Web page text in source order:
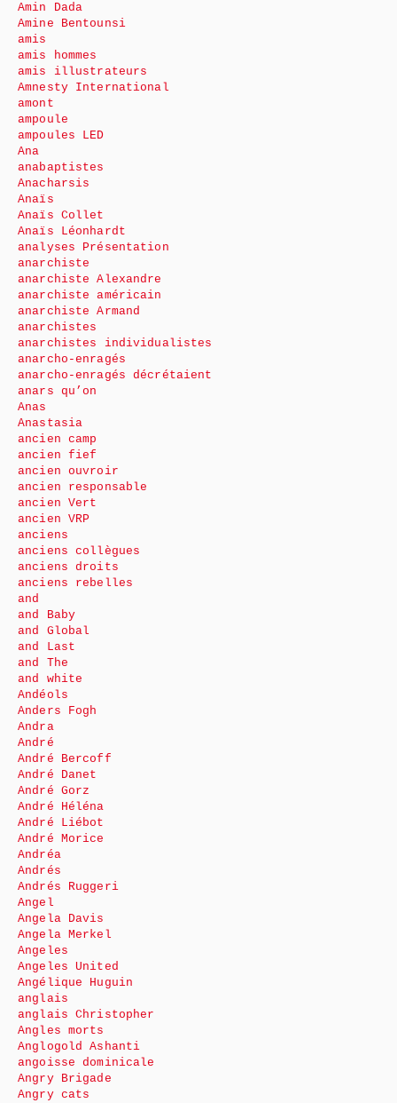
Amin Dada
Amine Bentounsi
amis
amis hommes
amis illustrateurs
Amnesty International
amont
ampoule
ampoules LED
Ana
anabaptistes
Anacharsis
Anaïs
Anaïs Collet
Anaïs Léonhardt
analyses Présentation
anarchiste
anarchiste Alexandre
anarchiste américain
anarchiste Armand
anarchistes
anarchistes individualistes
anarcho-enragés
anarcho-enragés décrétaient
anars qu’on
Anas
Anastasia
ancien camp
ancien fief
ancien ouvroir
ancien responsable
ancien Vert
ancien VRP
anciens
anciens collègues
anciens droits
anciens rebelles
and
and Baby
and Global
and Last
and The
and white
Andéols
Anders Fogh
Andra
André
André Bercoff
André Danet
André Gorz
André Héléna
André Liébot
André Morice
Andréa
Andrés
Andrés Ruggeri
Angel
Angela Davis
Angela Merkel
Angeles
Angeles United
Angélique Huguin
anglais
anglais Christopher
Angles morts
Anglogold Ashanti
angoisse dominicale
Angry Brigade
Angry cats